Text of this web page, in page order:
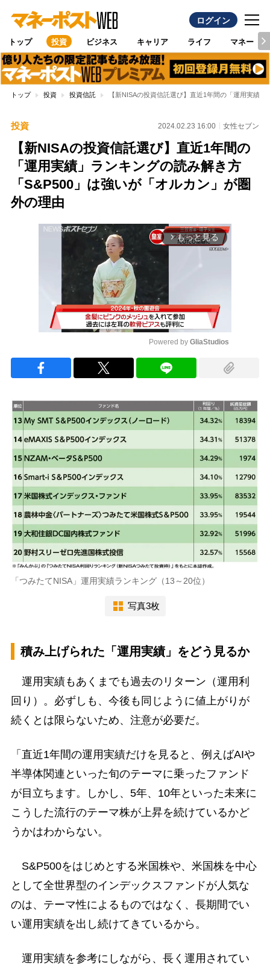
ログイン
トップ 投資 ビジネス キャリア ライフ マネー
トップ 投資 投資信託 【新NISAの投資信託選び】直近1年間の「運用実績
投資 2024.02.23 16:00 女性セブン
【新NISAの投資信託選び】直近1年間の
「運用実績」ランキングの読み解き方
「S&P500」は強いが「オルカン」が圏
外の理由
arrow_forward_ios もっと見る
Powered by GliaStudios
「つみたてNISA」運用実績ランキング（13～20位）
写真3枚
積み上げられた「運用実績」をどう見るか
運用実績もあくまでも過去のリターン（運用利
回り）。必ずしも、今後も同じように値上がりが
続くとは限らないため、注意が必要だ。
「直近1年間の運用実績だけを見ると、例えばAIや
半導体関連といった旬のテーマに乗ったファンド
が目立ちます。しかし、5年、10年といった未来に
こうした流行のテーマ株が上昇を続けているかど
うかはわからない。
S&P500をはじめとする米国株や、米国株を中心
として全世界型のインデックスファンドが人気な
のは、テーマ性によるものではなく、長期間でい
い運用実績を出し続けてきているから。
運用実績を参考にしながら、長く運用されてい